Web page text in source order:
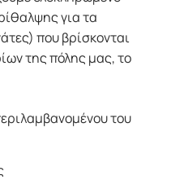
για τα
που βρίσκονται
της πόλης μας, το
του